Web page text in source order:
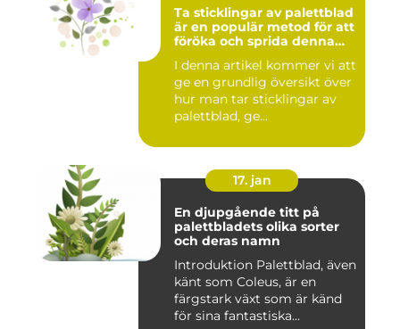
Ta sticklingar av palettblad
är en populär metod för att
föröka och sprida denna
I denna artikel kommer vi att
ge en grundlig översikt över
hur man tar sticklingar av
palettblad, ge...
17. jan
En djupgående titt på
palettbladets olika sorter
och deras namn
Introduktion Palettblad, även
känt som Coleus, är en
färgstark växt som är känd
för sina fantastiska...